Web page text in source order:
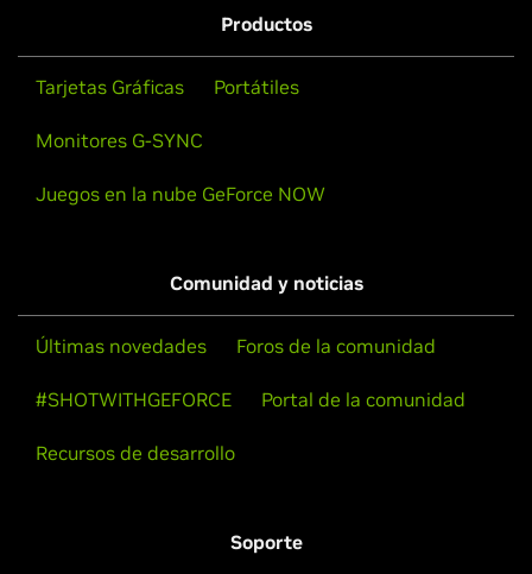
Productos
Tarjetas Gráficas Portátiles
Monitores G-SYNC
Juegos en la nube GeForce NOW
Comunidad y noticias
Últimas novedades Foros de la comunidad
#SHOTWITHGEFORCE Portal de la comunidad
Recursos de desarrollo
Soporte